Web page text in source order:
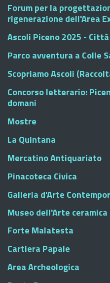
Forum per la
rigenerazione dell'Area Ex
Ascoli Piceno 2025 -
Parco avventura a Colle
Scopriamo Ascoli
Concorso letterario:
domani
Mostre
La Quintana
Mercatino Antiquariato
Pinacoteca Civica
Galleria d'Arte
Museo dell'Arte ceramica
Forte Malatesta
Cartiera Papale
Area Archeologica